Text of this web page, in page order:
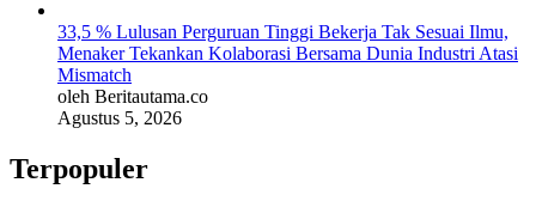
33,5 % Lulusan Perguruan Tinggi Bekerja Tak Sesuai Ilmu,
Menaker Tekankan Kolaborasi Bersama Dunia Industri Atasi
Mismatch
oleh Beritautama.co
Agustus 5, 2026
Terpopuler